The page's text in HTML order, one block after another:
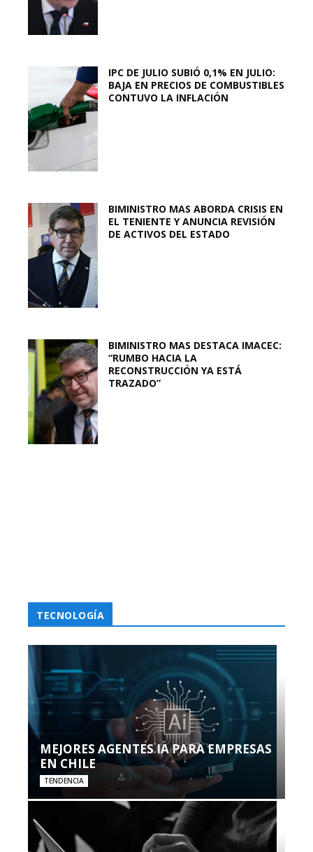
IPC DE JULIO SUBIÓ 0,1% EN JULIO:
BAJA EN PRECIOS DE COMBUSTIBLES
CONTUVO LA INFLACIÓN
BIMINISTRO MAS ABORDA CRISIS EN
EL TENIENTE Y ANUNCIA REVISIÓN
DE ACTIVOS DEL ESTADO
BIMINISTRO MAS DESTACA IMACEC:
“RUMBO HACIA LA
RECONSTRUCCIÓN YA ESTÁ
TRAZADO”
TECNOLOGÍA
MEJORES AGENTES IA PARA EMPRESAS
EN CHILE
TENDENCIA